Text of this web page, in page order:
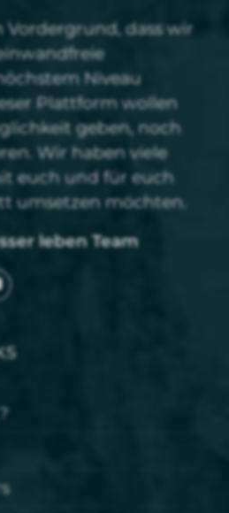
Vordergrund, dass wir
Niveau
Plattform wollen
geben, noch
Wir haben viele
euch und für euch
umsetzen möchten.
leben Team